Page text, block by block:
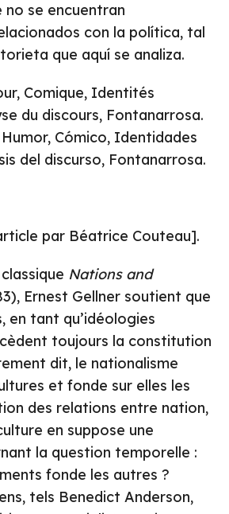
no se encuentran
con la política, tal
que aquí se analiza.
Comique, Identités
du discours, Fontanarrosa.
Humor, Cómico, Identidades
del discurso, Fontanarrosa.
par Béatrice Couteau].
Nations and
Ernest Gellner soutient que
en tant qu’idéologies
toujours la constitution
dit, le nationalisme
et fonde sur elles les
des relations entre nation,
en suppose une
la question temporelle :
fonde les autres ?
tels Benedict Anderson,